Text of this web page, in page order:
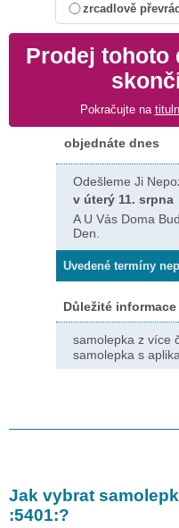
zrcadlově
Prodej tohoto
Pokračujte na
objednáte dnes
Odešleme Ji
v úterý 11. srpna
A U Vás Doma
Den.
Uvedené termíny
Důležité informace
samolepka z více
samolepka s
Jak vybrat
:5401:?